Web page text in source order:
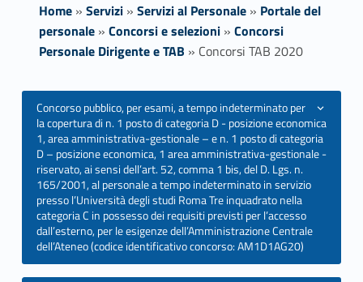
Home» Servizi» Servizi al Personale» Portale del
personale» Concorsi e selezioni» Concorsi
Personale Dirigente e TAB » Concorsi TAB 2020
r
Concorso pubblico, per esami, a tempo indeterminato per
la copertura di n. 1 posto di categoria D - posizione economica
1, area amministrativa-gestionale – e n. 1 posto di categoria
D – posizione economica, 1 area amministrativa-gestionale -
riservato, ai sensi dell’art. 52, comma 1 bis, del D. Lgs. n.
165/2001, al personale a tempo indeterminato in servizio
presso l’Università degli studi Roma Tre inquadrato nella
categoria C in possesso dei requisiti previsti per l’accesso
dall’esterno, per le esigenze dell’Amministrazione Centrale
dell’Ateneo (codice identificativo concorso: AM1D1AG20)